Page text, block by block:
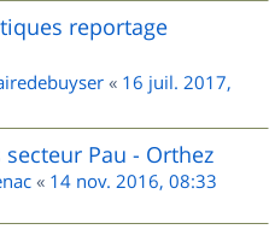
reportage
« 16 juil. 2017,
secteur Pau - Orthez
« 14 nov. 2016, 08:33